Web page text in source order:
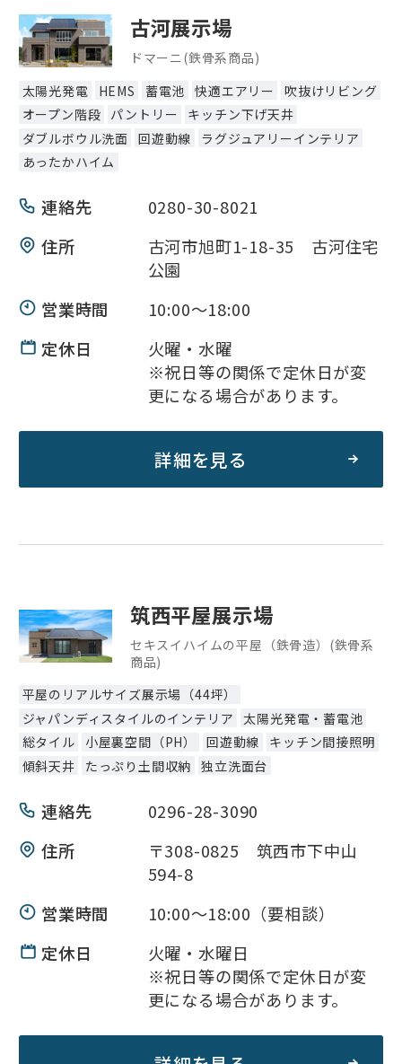
古河展示場
ドマーニ(鉄骨系商品)
太陽光発電
HEMS 蓄電池 快適エアリー
吹抜けリビング
オープン階段 パントリー
キッチン下げ天井
ダブルボウル洗面 回遊動線
ラグジュアリーインテリア
あったかハイム
連絡先
0280-30-8021
住所
古河市旭町1-18-35 古河住宅
公園
営業時間
10:00～18:00
定休日
火曜・水曜
※祝日等の関係で定休日が変
更になる場合があります。
詳細を見る
筑西平屋展示場
セキスイハイムの平屋（鉄骨造）(鉄骨系
商品)
平屋のリアルサイズ展示場（44坪）
ジャパンディスタイルのインテリア
太陽光発電・蓄電池
総タイル
小屋裏空間（PH） 回遊動線
キッチン間接照明
傾斜天井
たっぷり土間収納 独立洗面台
連絡先
0296-28-3090
住所
〒308-0825 筑西市下中山
594-8
営業時間
10:00～18:00（要相談）
定休日
火曜・水曜日
※祝日等の関係で定休日が変
更になる場合があります。